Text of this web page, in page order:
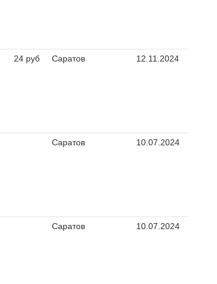
24 руб Саратов 12.11.2024
Саратов 10.07.2024
Саратов 10.07.2024